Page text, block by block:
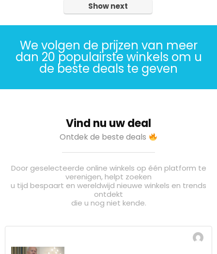
Show next
We volgen de prijzen van meer
dan 20 populairste winkels om u
de beste deals te geven
Vind nu uw deal
Ontdek de beste deals
Door geselecteerde online winkels op één platform te
verenigen, helpt zoeken
u tijd bespaart en wereldwijd nieuwe winkels en trends
ontdekt
die u nog niet kende.